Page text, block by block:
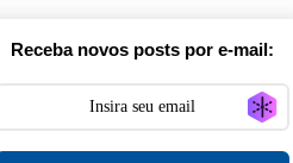
Receba novos posts por e-mail: